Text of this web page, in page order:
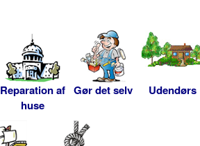
Reparation af
huse
Gør det selv Udendørs